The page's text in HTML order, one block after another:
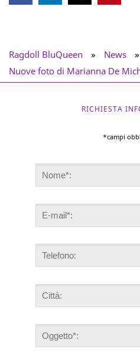
Ragdoll BluQueen » News »
Nuove foto di Marianna De
RICHIESTA
*campi